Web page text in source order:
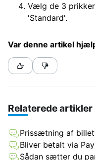
Vælg de 3
'Standard'.
Var denne artikel
Relaterede artikler
Prissætning af
Bliver betalt via
Sådan sætter du